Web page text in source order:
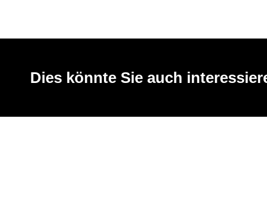
Dies könnte Sie auch